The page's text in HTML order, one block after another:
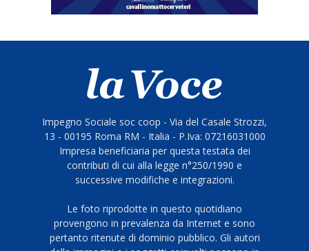
Impegno Sociale soc coop - Via del Casale Strozzi,
13 - 00195 Roma RM - Italia - P.Iva: 07216031000
Impresa beneficiaria per questa testata dei
contributi di cui alla legge n°250/1990 e
successive modifiche e integrazioni.
Le foto riprodotte in questo quotidiano
provengono in prevalenza da Internet e sono
pertanto ritenute di dominio pubblico. Gli autori